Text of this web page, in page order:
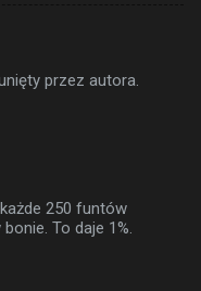
przez autora.
250 funtów
To daje 1%.